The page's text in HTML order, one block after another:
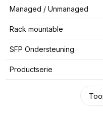
Managed / Unmanaged
Rack mountable
SFP Ondersteuning
Productserie